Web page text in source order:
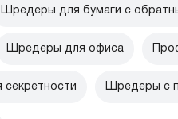
Шредеры для бумаги с
Шредеры для офиса
Шредеры с